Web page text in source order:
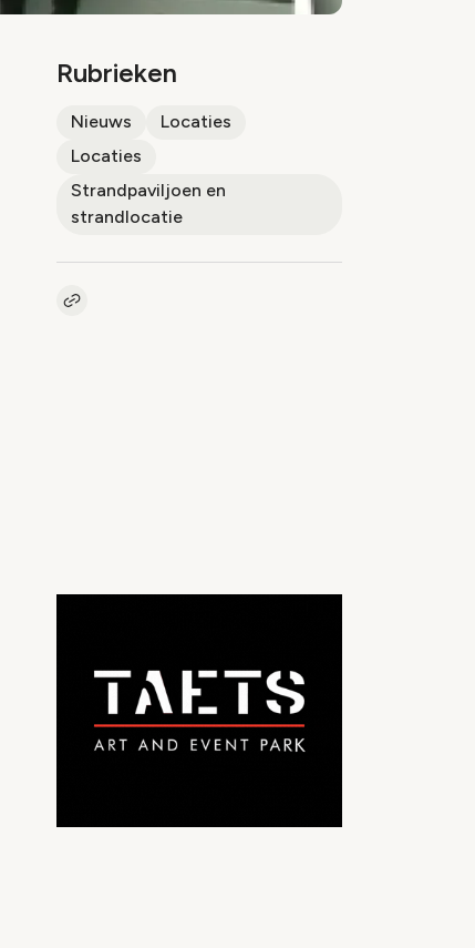
Rubrieken
Nieuws
Locaties
Locaties
Strandpaviljoen en
strandlocatie
Kopieer link naar artikel